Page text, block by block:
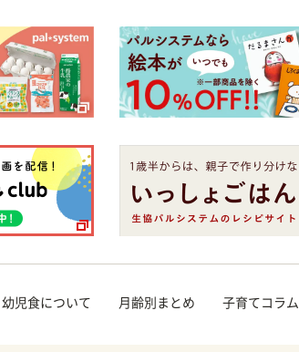
幼児食について 月齢別まとめ 子育てコラム